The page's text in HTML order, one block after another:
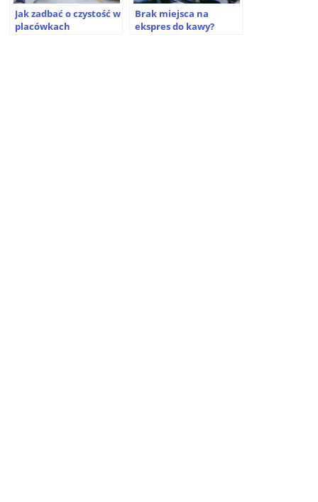
Jak zadbać o czystość w
placówkach
Brak miejsca na
ekspres do kawy?